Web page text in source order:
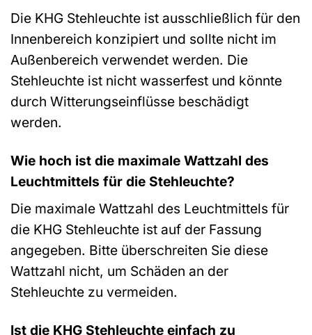
Die KHG Stehleuchte ist ausschließlich für den
Innenbereich konzipiert und sollte nicht im
Außenbereich verwendet werden. Die
Stehleuchte ist nicht wasserfest und könnte
durch Witterungseinflüsse beschädigt
werden.
Wie hoch ist die maximale Wattzahl des
Leuchtmittels für die Stehleuchte?
Die maximale Wattzahl des Leuchtmittels für
die KHG Stehleuchte ist auf der Fassung
angegeben. Bitte überschreiten Sie diese
Wattzahl nicht, um Schäden an der
Stehleuchte zu vermeiden.
Ist die KHG Stehleuchte einfach zu